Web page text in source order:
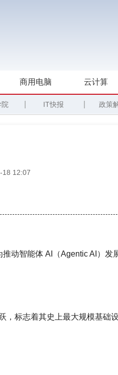
商用电脑 云计算
IT快报 政策
18 12:07
动智能体 AI（Agentic AI）发
，标志着其史上最大规模基础